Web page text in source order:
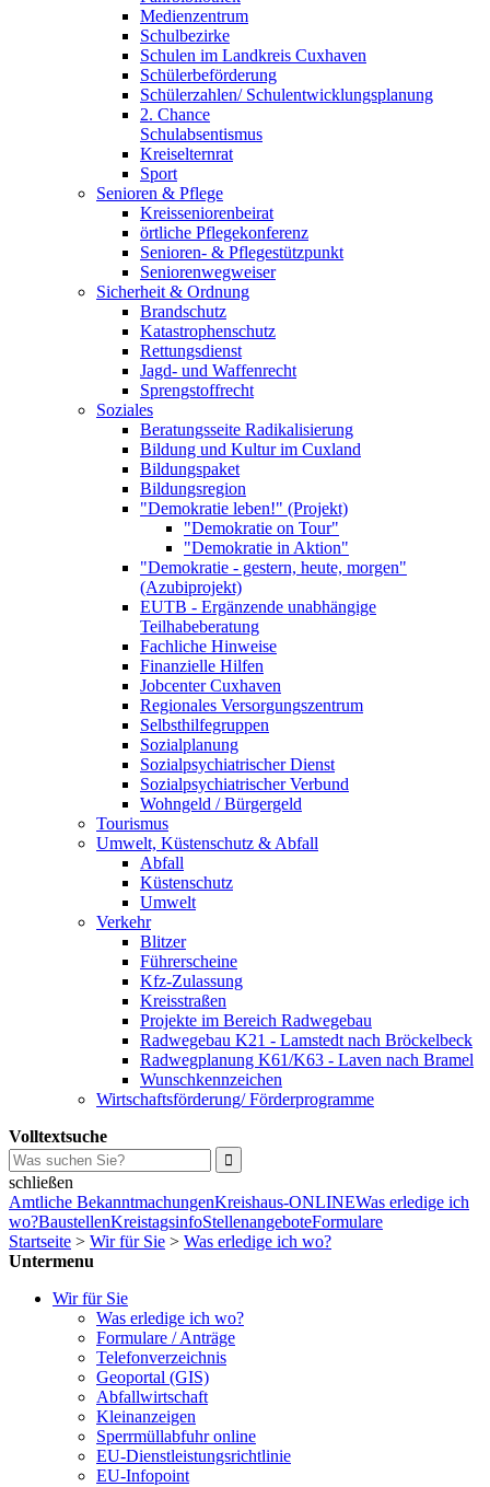
Medienzentrum
Schulbezirke
Schulen im Landkreis Cuxhaven
Schülerbeförderung
Schülerzahlen/ Schulentwicklungsplanung
2. Chance
Schulabsentismus
Kreiselternrat
Sport
Senioren & Pflege
Kreisseniorenbeirat
örtliche Pflegekonferenz
Senioren- & Pflegestützpunkt
Seniorenwegweiser
Sicherheit & Ordnung
Brandschutz
Katastrophenschutz
Rettungsdienst
Jagd- und Waffenrecht
Sprengstoffrecht
Soziales
Beratungsseite Radikalisierung
Bildung und Kultur im Cuxland
Bildungspaket
Bildungsregion
"Demokratie leben!" (Projekt)
"Demokratie on Tour"
"Demokratie in Aktion"
"Demokratie - gestern, heute, morgen"
(Azubiprojekt)
EUTB - Ergänzende unabhängige
Teilhabeberatung
Fachliche Hinweise
Finanzielle Hilfen
Jobcenter Cuxhaven
Regionales Versorgungszentrum
Selbsthilfegruppen
Sozialplanung
Sozialpsychiatrischer Dienst
Sozialpsychiatrischer Verbund
Wohngeld / Bürgergeld
Tourismus
Umwelt, Küstenschutz & Abfall
Abfall
Küstenschutz
Umwelt
Verkehr
Blitzer
Führerscheine
Kfz-Zulassung
Kreisstraßen
Projekte im Bereich Radwegebau
Radwegebau K21 - Lamstedt nach Bröckelbeck
Radwegplanung K61/K63 - Laven nach Bramel
Wunschkennzeichen
Wirtschaftsförderung/ Förderprogramme
Volltextsuche
schließen
Amtliche BekanntmachungenKreishaus-ONLINEWas erledige ich
wo?BaustellenKreistagsinfoStellenangeboteFormulare
Startseite > Wir für Sie > Was erledige ich wo?
Untermenu
Wir für Sie
Was erledige ich wo?
Formulare / Anträge
Telefonverzeichnis
Geoportal (GIS)
Abfallwirtschaft
Kleinanzeigen
Sperrmüllabfuhr online
EU-Dienstleistungsrichtlinie
EU-Infopoint